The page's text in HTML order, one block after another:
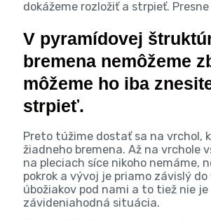
dokážeme rozložiť a strpieť.
V pyramídovej
bremena nemôžeme
môžeme ho iba
strpieť.
Preto túžime dostať sa na vrchol,
žiadneho bremena. Až na vrchole
na pleciach síce nikoho nemáme,
pokrok a vývoj je priamo závislý
úbožiakov pod nami a to tiež nie je
závideniahodná situácia.